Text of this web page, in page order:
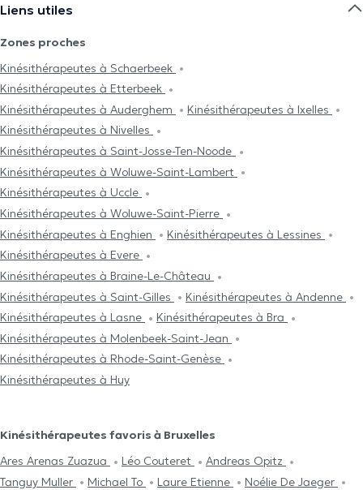
Liens utiles
Zones proches
Kinésithérapeutes à Schaerbeek
Kinésithérapeutes à Etterbeek
Kinésithérapeutes à Auderghem
Kinésithérapeutes à Ixelles
Kinésithérapeutes à Nivelles
Kinésithérapeutes à Saint-Josse-Ten-Noode
Kinésithérapeutes à Woluwe-Saint-Lambert
Kinésithérapeutes à Uccle
Kinésithérapeutes à Woluwe-Saint-Pierre
Kinésithérapeutes à Enghien
Kinésithérapeutes à Lessines
Kinésithérapeutes à Evere
Kinésithérapeutes à Braine-Le-Château
Kinésithérapeutes à Saint-Gilles
Kinésithérapeutes à Andenne
Kinésithérapeutes à Lasne
Kinésithérapeutes à Bra
Kinésithérapeutes à Molenbeek-Saint-Jean
Kinésithérapeutes à Rhode-Saint-Genèse
Kinésithérapeutes à Huy
Kinésithérapeutes favoris à Bruxelles
Ares Arenas Zuazua
Léo Couteret
Andreas Opitz
Tanguy Muller
Michael To Laure Etienne
Noélie De Jaeger